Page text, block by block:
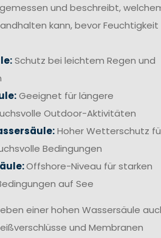
und beschreibt,
kann, bevor Feuchtigkeit
Schutz bei leichtem Regen und
Geeignet für längere
Outdoor-Aktivitäten
Hoher Wetterschutz
Bedingungen
Offshore-Niveau für starken
auf See
einer hohen Wassersäule
und Membranen